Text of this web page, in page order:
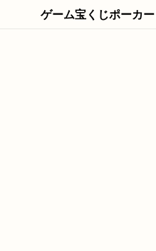
ゲーム宝くじポーカー